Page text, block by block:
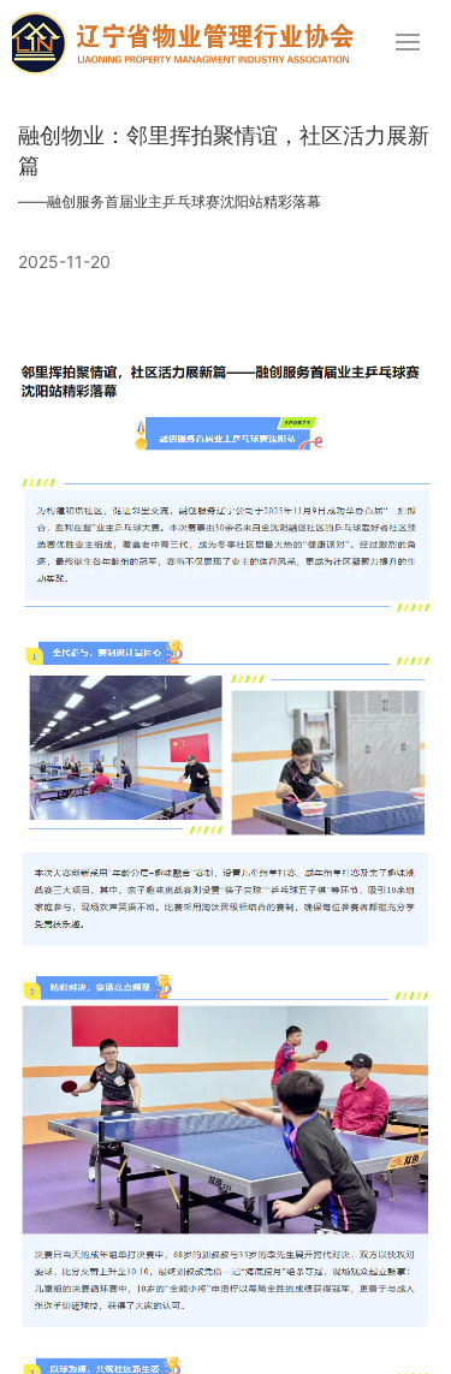
融创物业：邻里挥拍聚情谊，社区活力展新
篇
——融创服务首届业主乒乓球赛沈阳站精彩落幕
2025-11-20